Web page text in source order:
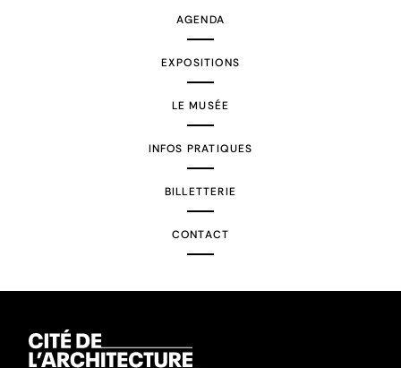
AGENDA
EXPOSITIONS
LE MUSÉE
INFOS PRATIQUES
BILLETTERIE
CONTACT